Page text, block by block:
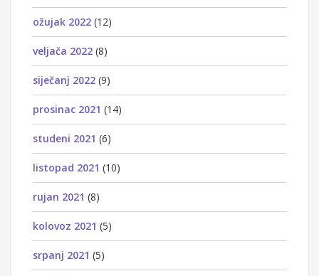
ožujak 2022 (12)
veljača 2022 (8)
siječanj 2022 (9)
prosinac 2021 (14)
studeni 2021 (6)
listopad 2021 (10)
rujan 2021 (8)
kolovoz 2021 (5)
srpanj 2021 (5)